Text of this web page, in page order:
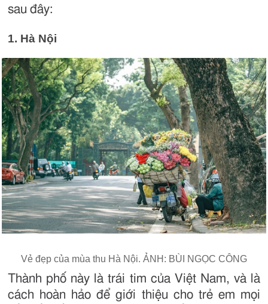
sau đây:
1. Hà Nội
Vẻ đẹp của mùa thu Hà Nội. ẢNH: BÙI NGỌC CÔNG
Thành phố này là trái tim của Việt Nam, và là
cách hoàn hảo để giới thiệu cho trẻ em mọi